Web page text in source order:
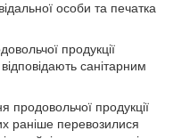
особи та печатка
продукції
санітарним
продовольчої продукції
раніше перевозилися